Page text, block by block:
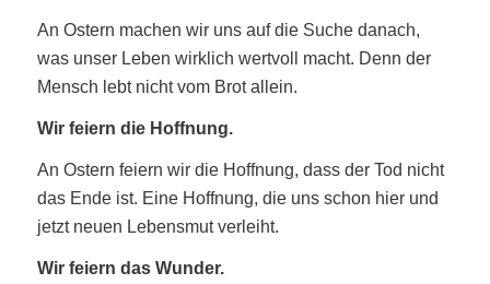
An Ostern machen wir uns auf die Suche danach,
was unser Leben wirk­lich wert­voll macht. Denn der
Mensch lebt nicht vom Brot allein.
Wir fei­ern die Hoffnung.
An Ostern fei­ern wir die Hoff­nung, dass der Tod nicht
das Ende ist. Eine Hoff­nung, die uns schon hier und
jetzt neu­en ­Lebens­mut verleiht.
Wir fei­ern das Wunder.